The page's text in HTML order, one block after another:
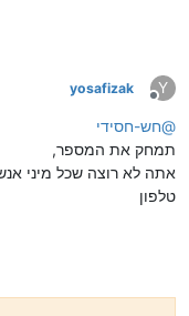
Y
מנותק
yosafizak
@חש-חסידי
תמחק את המספר,
אתה לא רוצה שכל מיני
טלפון